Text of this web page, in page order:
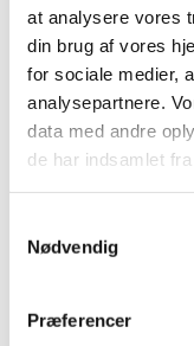
at analysere vores
din brug af vores
for sociale medier,
analysepartnere.
data med andre
de har indsamlet
Nødvendig
Præferencer
Praktisk
Da seminaret
forudsætning for
engelsk.
Uddannelses- og
at sende op til to
for at deltage.